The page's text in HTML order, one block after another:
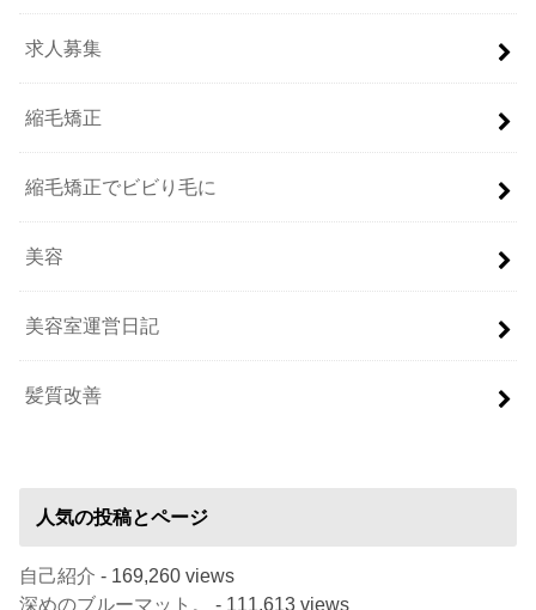
求人募集
縮毛矯正
縮毛矯正でビビり毛に
美容
美容室運営日記
髪質改善
人気の投稿とページ
自己紹介 - 169,260 views
深めのブルーマット。
- 111,613 views